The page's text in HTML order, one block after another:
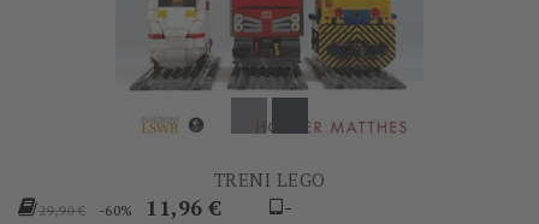
TRENI LEGO
Prezzo
29,90 € -60% Prezzo
11,96 € -